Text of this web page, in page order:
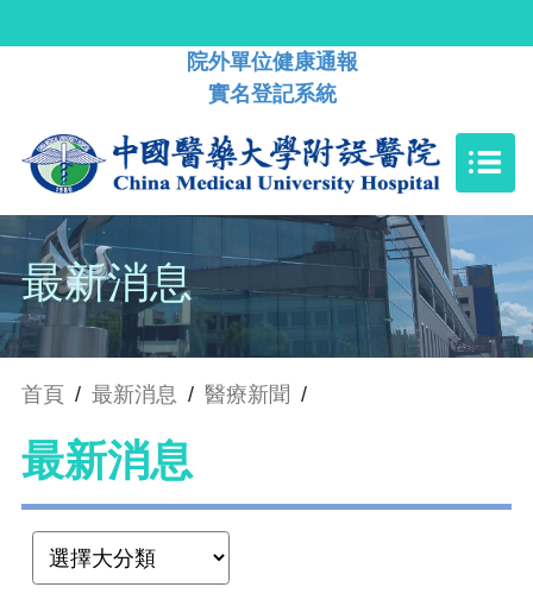
院外單位健康通報
實名登記系統
最新消息
首頁 / 最新消息 / 醫療新聞 /
最新消息